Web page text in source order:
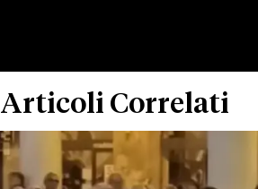
Articoli Correlati